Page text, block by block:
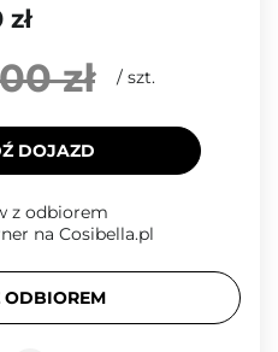
zł / szt.
DOJAZD
z odbiorem
na Cosibella.pl